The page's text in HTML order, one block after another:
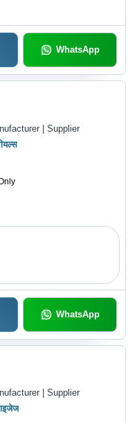
WhatsApp
| Supplier
WhatsApp
| Supplier